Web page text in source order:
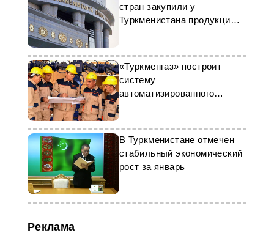
стран закупили у
Туркменистана продукцию
«Туркменгаз» построит
систему
автоматизированного
мониторинга и управления
В Туркменистане отмечен
стабильный экономический
рост за январь
Реклама